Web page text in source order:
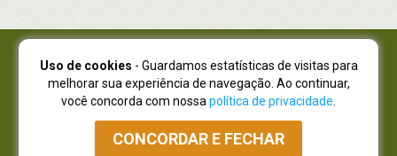
Juruá Editora Ltda., CNPJ 77.535.508/0001-19
Juruá Informática Ltda., CNPJ 01.701.561/0001-80
NOVO ENDEREÇO:R. Flávio Dallegrave, 7665, São Lourenço |
Curitiba - Paraná - CEP 82210-310
Atendimento: (41) 4009-3900|Vendas Atacado: (41) 4009-3939
Uso de cookies - Guardamos estatísticas de visitas para
melhorar sua experiência de navegação. Ao continuar,
você concorda com nossa política de privacidade
CONCORDAR E FECHAR